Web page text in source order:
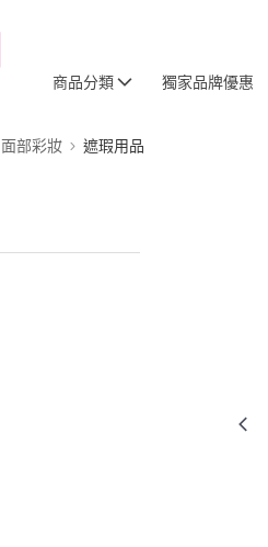
商品分類 獨家品牌優惠
面部彩妝 遮瑕用品